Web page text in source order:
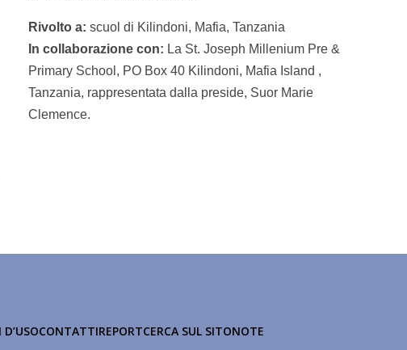
Rivolto a: scuol di Kilindoni, Mafia, Tanzania
In collaborazione con: La St. Joseph Millenium Pre &
Primary School, PO Box 40 Kilindoni, Mafia Island ,
Tanzania, rappresentata dalla preside, Suor Marie
Clemence.
CONTATTIREPORTCERCA SUL SITONOTE